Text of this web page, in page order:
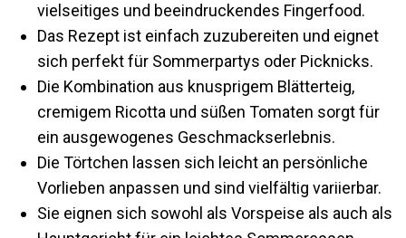
vielseitiges und beeindruckendes Fingerfood.
Das Rezept ist einfach zuzubereiten und eignet
sich perfekt für Sommerpartys oder Picknicks.
Die Kombination aus knusprigem Blätterteig,
cremigem Ricotta und süßen Tomaten sorgt für
ein ausgewogenes Geschmackserlebnis.
Die Törtchen lassen sich leicht an persönliche
Vorlieben anpassen und sind vielfältig variierbar.
Sie eignen sich sowohl als Vorspeise als auch als